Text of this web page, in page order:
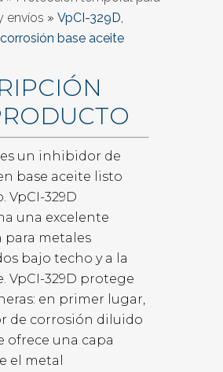
envíos » VpCI-329D,
base aceite
es un inhibidor de
base aceite listo
VpCI-329D
una excelente
para metales
bajo techo y a la
VpCI-329D protege
en primer lugar,
de corrosión diluido
ofrece una capa
el metal